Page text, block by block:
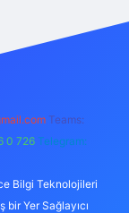
Teams:
0 726 Telegram:
Bilgi Teknolojileri
bir Yer Sağlayıcı